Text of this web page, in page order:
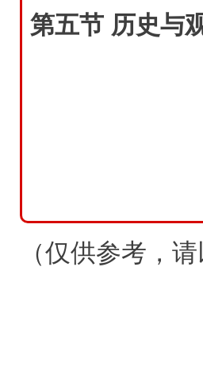
第五节 历史与
（仅供参考，